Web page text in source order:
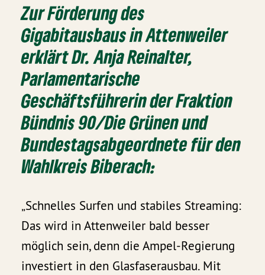
Zur Förderung des
Gigabitausbaus in Attenweiler
erklärt Dr. Anja Reinalter,
Parlamentarische
Geschäftsführerin der Fraktion
Bündnis 90/Die Grünen und
Bundestagsabgeordnete für den
Wahlkreis Biberach:
„Schnelles Surfen und stabiles Streaming:
Das wird in Attenweiler bald besser
möglich sein, denn die Ampel-Regierung
investiert in den Glasfaserausbau. Mit